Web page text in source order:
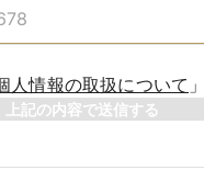
人情報の取扱について 」
上記の内容で送信する